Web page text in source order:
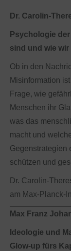
Dr. Carolin-
Psychologie
sind und wie
Ob in den
Misinformation
Frage, wie
Menschen ihr
was das
macht und
Gegenstrategien
schützen und
Dr. Carolin-
am Max-Planck-
Max Franz
Ideologie und
Glow-up fürs